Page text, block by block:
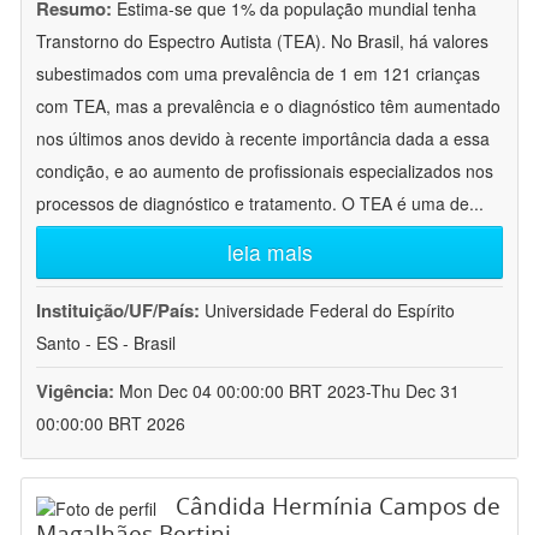
Resumo: Estima-se que 1% da população mundial tenha
Transtorno do Espectro Autista (TEA). No Brasil, há valores
subestimados com uma prevalência de 1 em 121 crianças
com TEA, mas a prevalência e o diagnóstico têm aumentado
nos últimos anos devido à recente importância dada a essa
condição, e ao aumento de profissionais especializados nos
processos de diagnóstico e tratamento. O TEA é uma de...
leia mais
Instituição/UF/País: Universidade Federal do Espírito
Santo - ES - Brasil
Vigência: Mon Dec 04 00:00:00 BRT 2023-Thu Dec 31
00:00:00 BRT 2026
Cândida Hermínia Campos de